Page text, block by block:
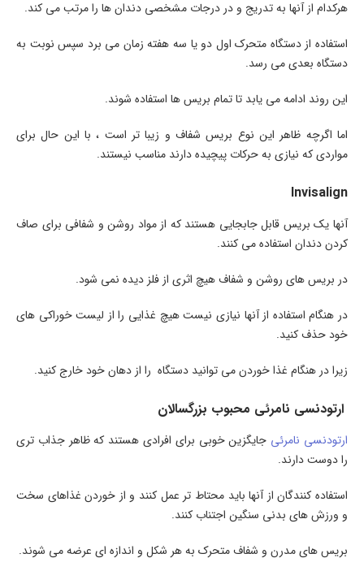
هرکدام از آنها به تدریج و در درجات مشخصی دندان ها را مرتب می کند.
استفاده از دستگاه متحرک اول دو یا سه هفته زمان می برد سپس نوبت به
دستگاه بعدی می رسد.
این روند ادامه می یابد تا تمام بریس ها استفاده شوند.
اما اگرچه ظاهر این نوع بریس شفاف و زیبا تر است ، با این حال برای
مواردی که نیازی به حرکات پیچیده دارند مناسب نیستند.
Invisalign
آنها یک بریس قابل جابجایی هستند که از مواد روشن و شفافی برای صاف
کردن دندان استفاده می کنند.
در بریس های روشن و شفاف هیچ اثری از فلز دیده نمی شود.
در هنگام استفاده از آنها نیازی نیست هیچ غذایی را از لیست خوراکی های
خود حذف کنید.
زیرا در هنگام غذا خوردن می توانید دستگاه را از دهان خود خارج کنید.
ارتودنسی نامرئی محبوب بزرگسالان
ارتودنسی نامرئی جایگزین خوبی برای افرادی هستند که ظاهر جذاب تری
را دوست دارند.
استفاده کنندگان از آنها باید محتاط تر عمل کنند و از خوردن غذاهای سخت
و ورزش های بدنی سنگین اجتناب کنند.
بریس های مدرن و شفاف متحرک به هر شکل و اندازه ای عرضه می شوند.